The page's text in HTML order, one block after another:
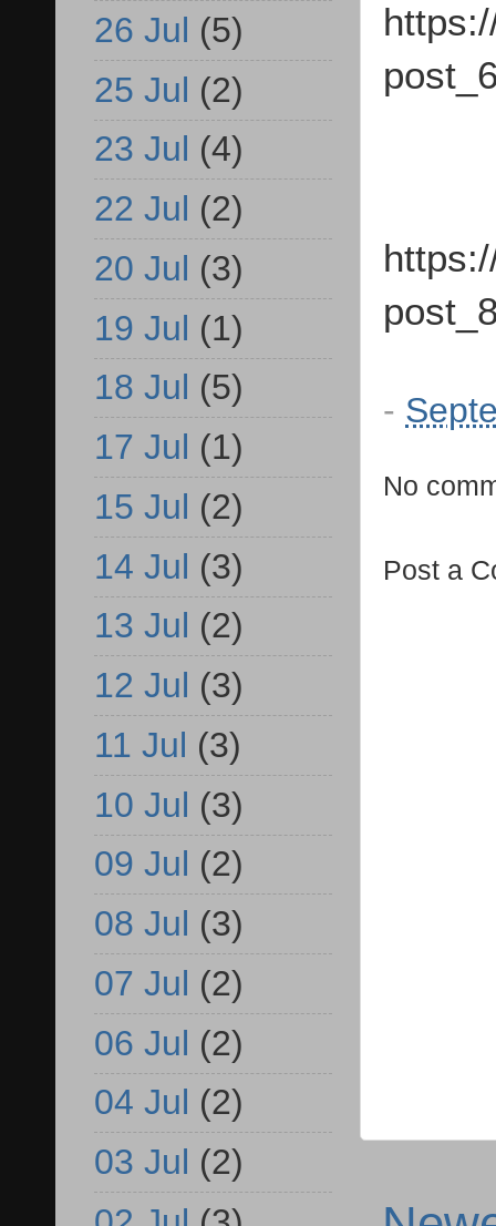
-
No
Post a
26 Jul (5)
25 Jul (2)
23 Jul (4)
22 Jul (2)
20 Jul (3)
19 Jul (1)
18 Jul (5)
17 Jul (1)
15 Jul (2)
14 Jul (3)
13 Jul (2)
12 Jul (3)
11 Jul (3)
10 Jul (3)
09 Jul (2)
08 Jul (3)
07 Jul (2)
06 Jul (2)
04 Jul (2)
03 Jul (2)